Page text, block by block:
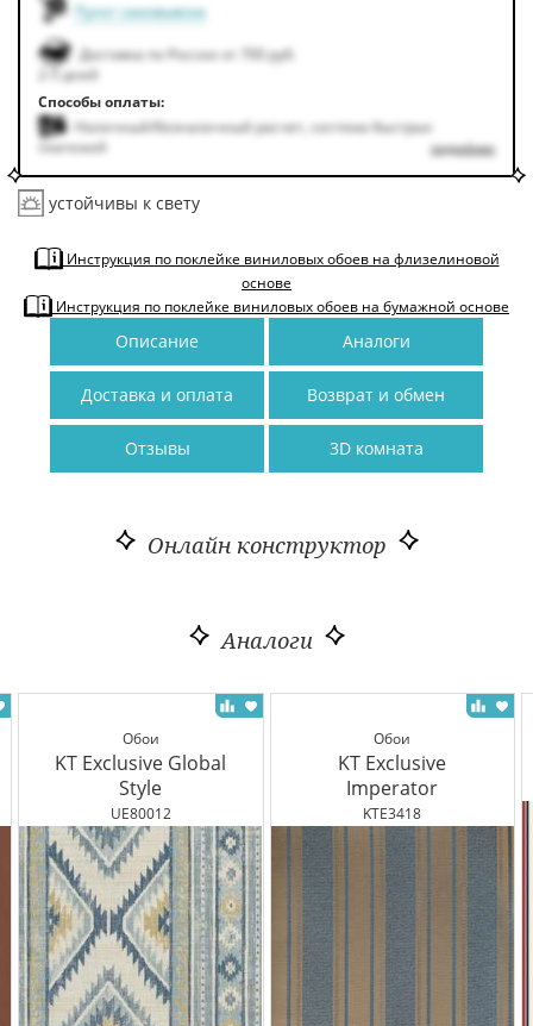
Пункт самовывоза
Доставка по России от 700 руб.
2-5 дней
Способы оплаты:
Наличный/безналичный расчет, система быстрых
платежей
подробнее
устойчивы к свету
Инструкция по поклейке виниловых обоев на флизелиновой
основе
Инструкция по поклейке виниловых обоев на бумажной основе
Описание Аналоги
Доставка и оплата Возврат и обмен
Отзывы 3D комната
Онлайн конструктор
Аналоги
Обои
KT Exclusive Global
Style
UE80012
Обои
KT Exclusive
Imperator
KTE3418